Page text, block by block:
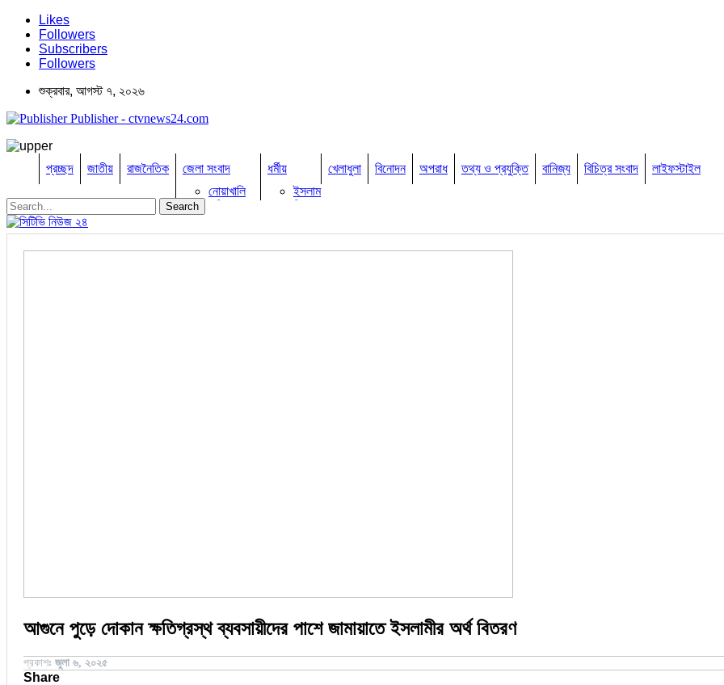
Likes
Followers
Subscribers
Followers
শুক্রবার, আগস্ট ৭, ২০২৬
Publisher - ctvnews24.com
প্রচ্ছদ জাতীয় রাজনৈতিক
জেলা সংবাদ
নোয়াখালি
নারায়নগঞ্জ
ব্রাহ্মণবাড়িয়া
ধর্মীয়
ইসলাম
খ্রিষ্টান
খেলাধুলা বিনোদন অপরাধ তথ্য ও প্রযুক্তি বানিজ্য বিচিত্র সংবাদ লাইফস্টাইল
আগুনে পুড়ে দোকান ক্ষতিগ্রস্থ ব্যবসায়ীদের পাশে জামায়াতে ইসলামীর অর্থ বিতরণ
প্রকাশঃ জুলা ৬, ২০২৫
Share